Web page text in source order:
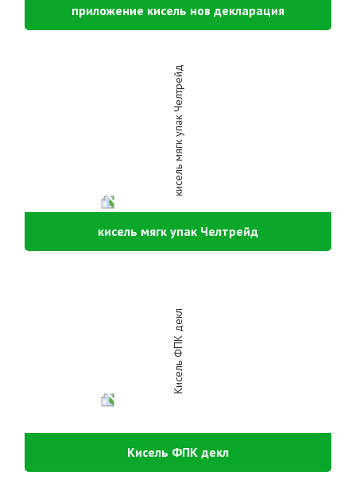
приложение кисель нов декларация
кисель мягк упак Челтрейд
Кисель ФПК декл